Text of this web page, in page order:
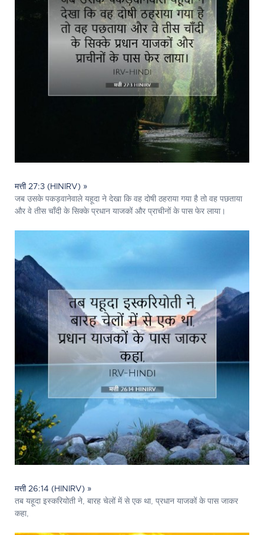
मत्ती 27:3 (HINIRV) »
जब उसके पकड़वानेवाले यहूदा ने देखा कि वह दोषी ठहराया गया है तो वह पछताया
और वे तीस चाँदी के सिक्के प्रधान याजकों और प्राचीनों के पास फेर लाया।
मत्ती 26:14 (HINIRV) »
तब यहूदा इस्करियोती ने, बारह चेलों में से एक था, प्रधान याजकों के पास जाकर
कहा,